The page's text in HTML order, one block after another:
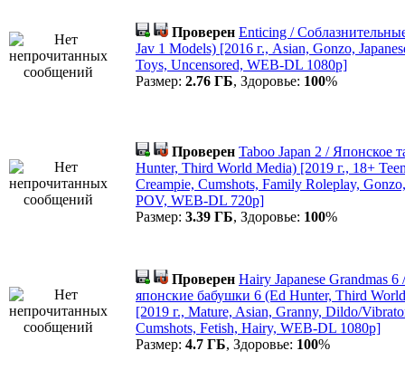
Проверен Enticing /
Jav 1 Models) [2016 г., Asian, Gonzo,
Toys, Uncensored, WEB-DL 1080p]
Размер: 2.76 ГБ, Здоровье: 100%
Проверен Taboo Japan 2 / Японское
Hunter, Third World Media) [2019 г., 18+
Creampie, Cumshots, Family Roleplay,
POV, WEB-DL 720p]
Размер: 3.39 ГБ, Здоровье: 100%
Проверен Hairy Japanese Grandmas
японские бабушки 6 (Ed Hunter, Third
[2019 г., Mature, Asian, Granny, Dildo/
Cumshots, Fetish, Hairy, WEB-DL 1080p]
Размер: 4.7 ГБ, Здоровье: 100%